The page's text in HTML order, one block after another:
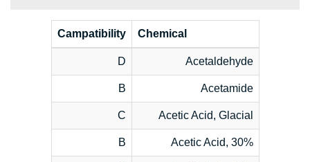
Chemical
Campatibility
Acetaldehyde
D
Acetamide
B
Acetic Acid, Glacial
C
Acetic Acid, 30%
B